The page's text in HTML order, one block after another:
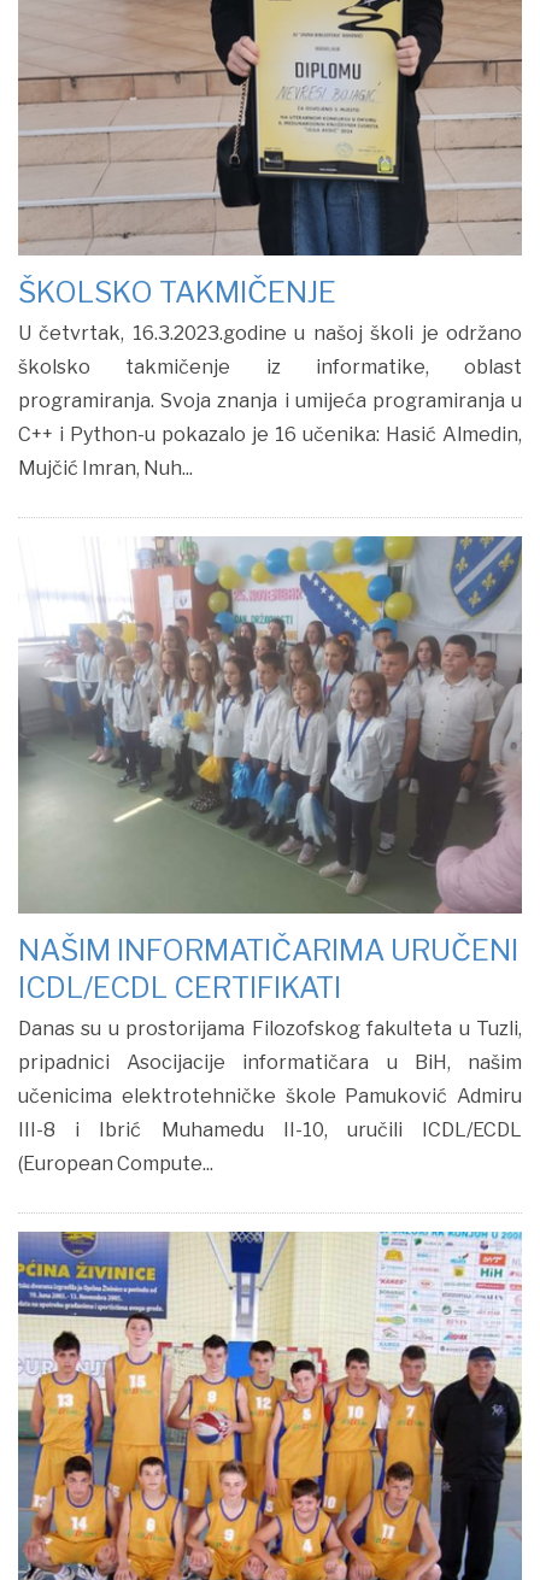
ŠKOLSKO TAKMIČENJE
U četvrtak, 16.3.2023.godine u našoj školi je održano
školsko takmičenje iz informatike, oblast
programiranja. Svoja znanja i umijeća programiranja u
C++ i Python-u pokazalo je 16 učenika: Hasić Almedin,
Mujčić Imran, Nuh...
NAŠIM INFORMATIČARIMA URUČENI
ICDL/ECDL CERTIFIKATI
Danas su u prostorijama Filozofskog fakulteta u Tuzli,
pripadnici Asocijacije informatičara u BiH, našim
učenicima elektrotehničke škole Pamuković Admiru
III-8 i Ibrić Muhamedu II-10, uručili ICDL/ECDL
(European Compute...